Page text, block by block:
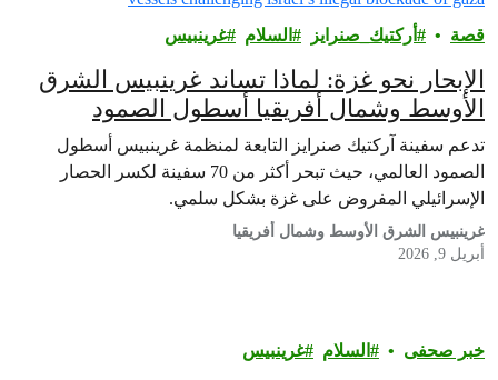
قصة أركتيك_صنرايز السلام غرينبيس‎
الإبحار نحو غزة: لماذا تساند غرينبيس الشرق
الأوسط وشمال أفريقيا أسطول الصمود
العالمي
تدعم سفينة آركتيك صنرايز التابعة لمنظمة غرينبيس أسطول
الصمود العالمي، حيث تبحر أكثر من 70 سفينة لكسر الحصار
الإسرائيلي المفروض على غزة بشكل سلمي.
غرينبيس الشرق الأوسط وشمال أفريقيا
أبريل 9, 2026
خبر صحفى السلام غرينبيس‎